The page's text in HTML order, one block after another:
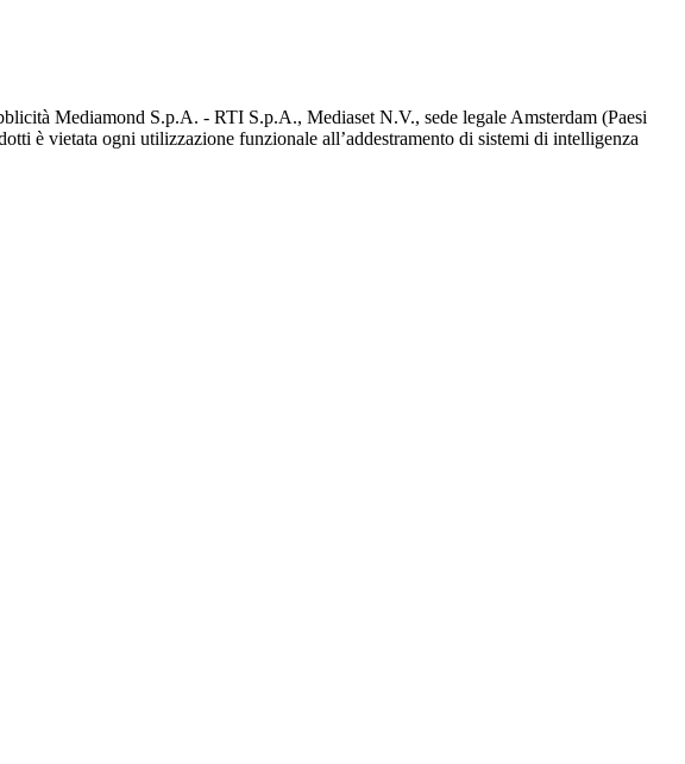
Mediamond S.p.A. - RTI S.p.A., Mediaset N.V., sede legale Amsterdam (Paesi
è vietata ogni utilizzazione funzionale all’addestramento di sistemi di intelligenza